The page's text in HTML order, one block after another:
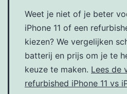
Weet je niet of je beter
iPhone 11 of een
kiezen? We vergelijken
batterij en prijs om je te
keuze te maken. Lees de
refurbished iPhone 11 vs